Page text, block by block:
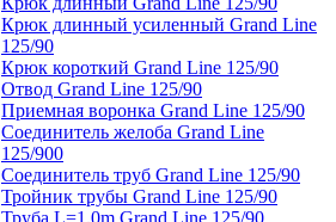
Крюк длинный усиленный Grand Line
125/90
Крюк короткий Grand Line 125/90
Отвод Grand Line 125/90
Приемная воронка Grand Line 125/90
Соединитель желоба Grand Line
125/900
Соединитель труб Grand Line 125/90
Тройник трубы Grand Line 125/90
Труба L=1.0m Grand Line 125/90